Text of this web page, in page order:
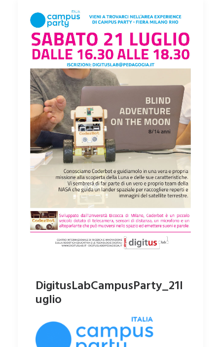
DigitusLabCampusParty_21l
uglio